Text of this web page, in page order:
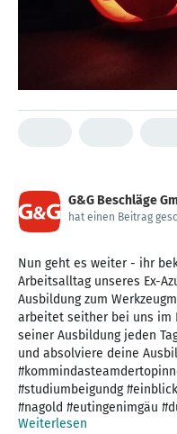
G&G Beschläge
hat einen Beitrag
Nun geht es weiter - ihr
Arbeitsalltag unseres Ex-
Ausbildung zum
arbeitet seither bei uns im
seiner Ausbildung jeden
und absolviere deine
#studiumbeigundg
#nagold #eutingenimgäu
Weiterlesen